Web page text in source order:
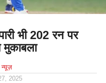
भी 202 रन पर
2025